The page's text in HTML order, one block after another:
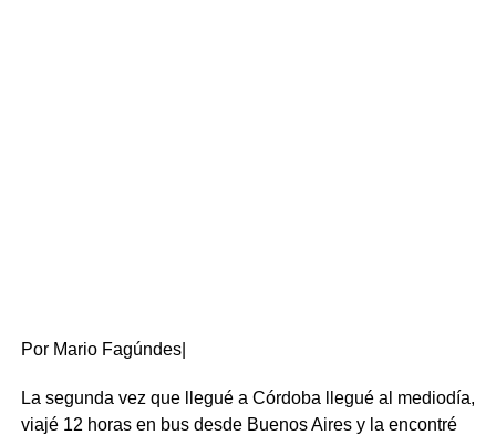
Por Mario Fagúndes|
La segunda vez que llegué a Córdoba llegué al mediodía,
viajé 12 horas en bus desde Buenos Aires y la encontré